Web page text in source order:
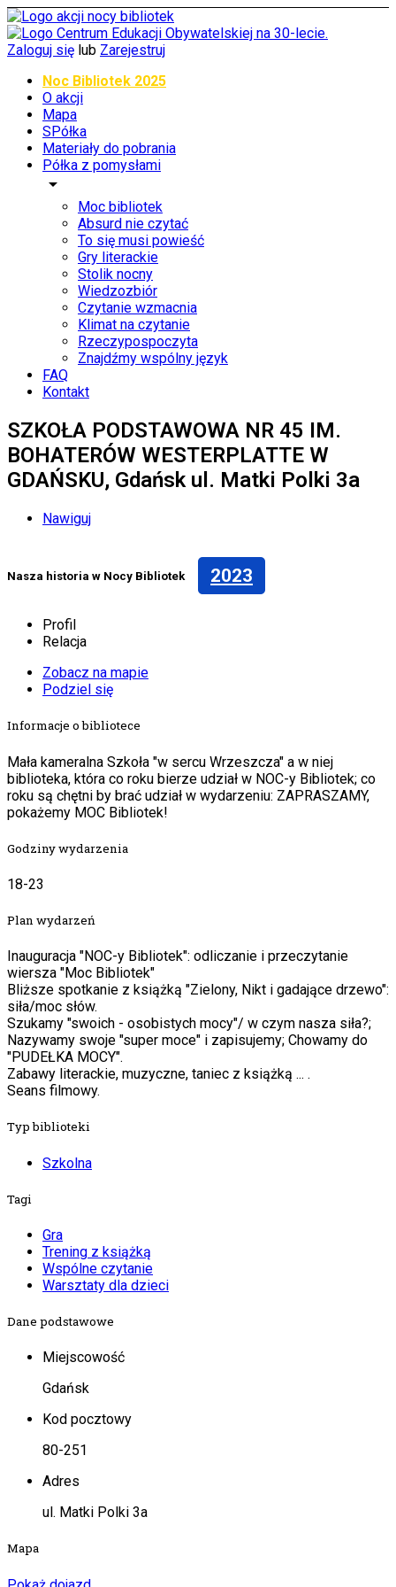
Zaloguj się lub Zarejestruj
Noc Bibliotek 2025
O akcji
Mapa
SPółka
Materiały do pobrania
Półka z pomysłami
arrow_drop_down
Moc bibliotek
Absurd nie czytać
To się musi powieść
Gry literackie
Stolik nocny
Wiedzozbiór
Czytanie wzmacnia
Klimat na czytanie
Rzeczypospoczyta
Znajdźmy wspólny język
FAQ
Kontakt
SZKOŁA PODSTAWOWA NR 45 IM.
BOHATERÓW WESTERPLATTE W
GDAŃSKU, Gdańsk ul. Matki Polki 3a
Nawiguj
Nasza historia w Nocy Bibliotek 2023
Profil
Relacja
Zobacz na mapie
Podziel się
Informacje o bibliotece
Mała kameralna Szkoła "w sercu Wrzeszcza" a w niej
biblioteka, która co roku bierze udział w NOC-y Bibliotek; co
roku są chętni by brać udział w wydarzeniu: ZAPRASZAMY,
pokażemy MOC Bibliotek!
Godziny wydarzenia
18-23
Plan wydarzeń
Inauguracja "NOC-y Bibliotek": odliczanie i przeczytanie
wiersza "Moc Bibliotek"
Bliższe spotkanie z książką "Zielony, Nikt i gadające drzewo":
siła/moc słów.
Szukamy "swoich - osobistych mocy"/ w czym nasza siła?;
Nazywamy swoje "super moce" i zapisujemy; Chowamy do
"PUDEŁKA MOCY".
Zabawy literackie, muzyczne, taniec z książką ... .
Seans filmowy.
Typ biblioteki
Szkolna
Tagi
Gra
Trening z książką
Wspólne czytanie
Warsztaty dla dzieci
Dane podstawowe
Miejscowość
Gdańsk
Kod pocztowy
80-251
Adres
ul. Matki Polki 3a
Mapa